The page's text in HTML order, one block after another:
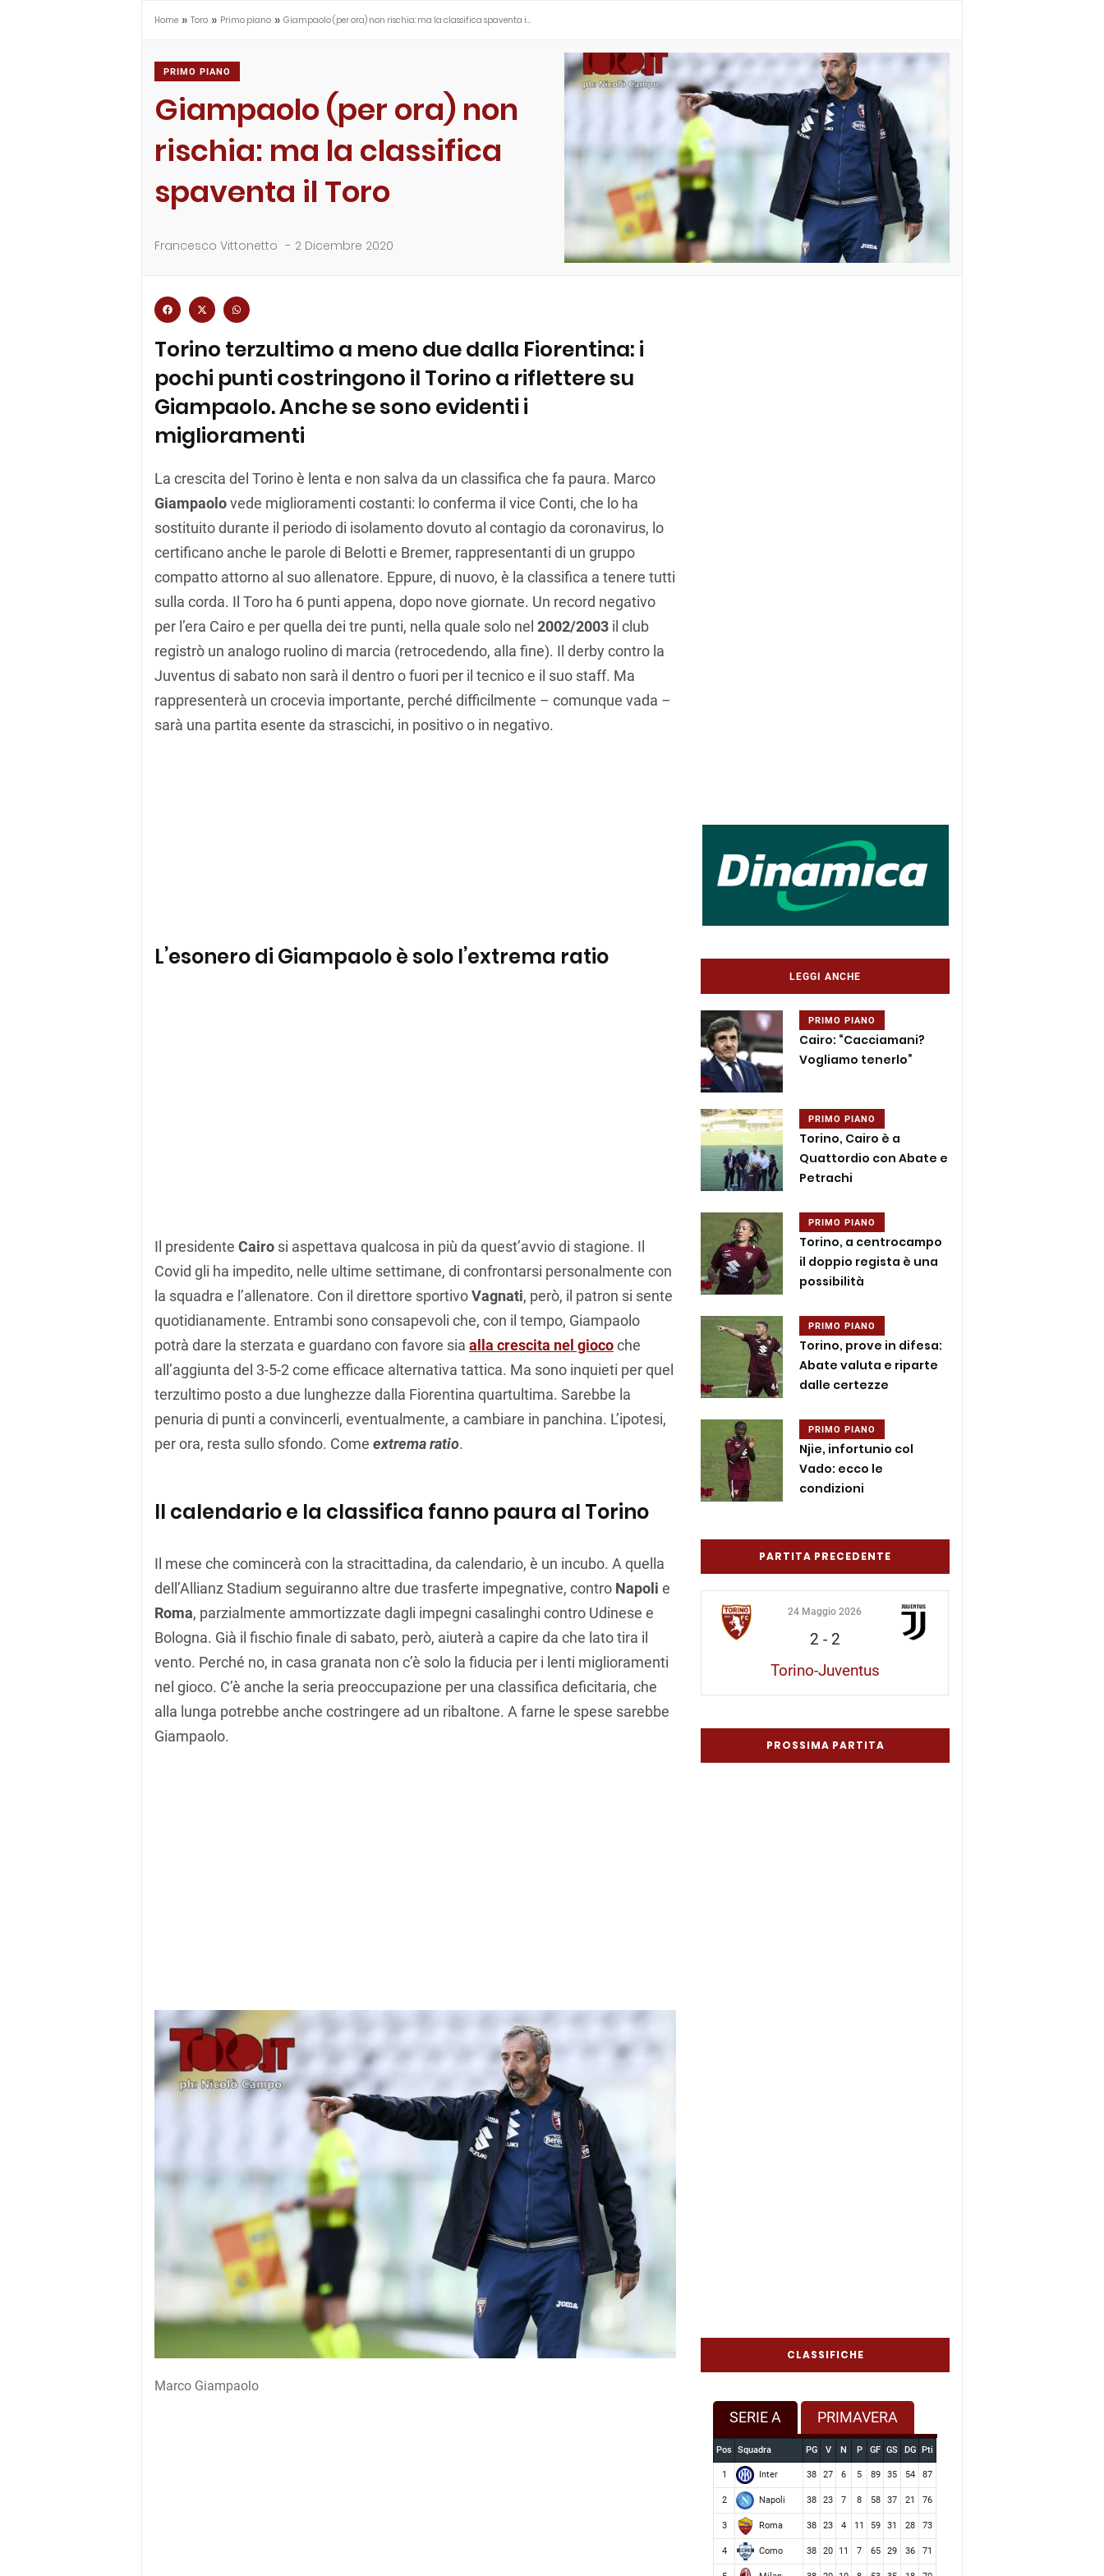
Home » Toro » Primo piano » Giampaolo (per ora) non rischia: ma la classifica spaventa i…
PRIMO PIANO
Giampaolo (per ora) non
rischia: ma la classifica
spaventa il Toro
Francesco Vittonetto - 2 Dicembre 2020
Torino terzultimo a meno due dalla Fiorentina: i
pochi punti costringono il Torino a riflettere su
Giampaolo. Anche se sono evidenti i
miglioramenti
La crescita del Torino è lenta e non salva da un classifica che fa paura. Marco
Giampaolovede miglioramenti costanti: lo conferma il vice Conti, che lo ha
sostituito durante il periodo di isolamento dovuto al contagio da coronavirus, lo
certificano anche le parole di Belotti e Bremer, rappresentanti di un gruppo
compatto attorno al suo allenatore. Eppure, di nuovo, è la classifica a tenere tutti
sulla corda. Il Toro ha 6 punti appena, dopo nove giornate. Un record negativo
per l’era Cairo e per quella dei tre punti, nella quale solo nel 2002/2003 il club
registrò un analogo ruolino di marcia (retrocedendo, alla fine). Il derby contro la
Juventus di sabato non sarà il dentro o fuori per il tecnico e il suo staff. Ma
rappresenterà un crocevia importante, perché difficilmente – comunque vada –
sarà una partita esente da strascichi, in positivo o in negativo.
L’esonero di Giampaolo è solo l’extrema ratio
Il presidente Cairo si aspettava qualcosa in più da quest’avvio di stagione. Il
Covid gli ha impedito, nelle ultime settimane, di confrontarsi personalmente con
la squadra e l’allenatore. Con il direttore sportivoVagnati, però, il patron si sente
quotidianamente. Entrambi sono consapevoli che, con il tempo, Giampaolo
potrà dare la sterzata e guardano con favore sia alla crescita nel giocoche
all’aggiunta del 3-5-2 come efficace alternativa tattica. Ma sono inquieti per quel
terzultimo posto a due lunghezze dalla Fiorentina quartultima. Sarebbe la
penuria di punti a convincerli, eventualmente, a cambiare in panchina. L’ipotesi,
per ora, resta sullo sfondo. Come extrema ratio.
Il calendario e la classifica fanno paura al Torino
Il mese che comincerà con la stracittadina, da calendario, è un incubo. A quella
dell’Allianz Stadium seguiranno altre due trasferte impegnative, contro Napoli e
Roma, parzialmente ammortizzate dagli impegni casalinghi contro Udinese e
Bologna. Già il fischio finale di sabato, però, aiuterà a capire da che lato tira il
vento. Perché no, in casa granata non c’è solo la fiducia per i lenti miglioramenti
nel gioco. C’è anche la seria preoccupazione per una classifica deficitaria, che
alla lunga potrebbe anche costringere ad un ribaltone. A farne le spese sarebbe
Giampaolo.
Marco Giampaolo
LEGGI ANCHE
PRIMO PIANO
Cairo: “Cacciamani?
Vogliamo tenerlo”
PRIMO PIANO
Torino, Cairo è a
Quattordio con Abate e
Petrachi
PRIMO PIANO
Torino, a centrocampo
il doppio regista è una
possibilità
PRIMO PIANO
Torino, prove in difesa:
Abate valuta e riparte
dalle certezze
PRIMO PIANO
Njie, infortunio col
Vado: ecco le
condizioni
PARTITA PRECEDENTE
24 Maggio 2026
2 - 2
Torino-Juventus
PROSSIMA PARTITA
CLASSIFICHE
SERIE A PRIMAVERA
Pos Squadra PG V N P GF GS DG Pti
1 Inter 38 27 6 5 89 35 54 87
2 Napoli 38 23 7 8 58 37 21 76
3 Roma 38 23 4 11 59 31 28 73
4 Como 38 20 11 7 65 29 36 71